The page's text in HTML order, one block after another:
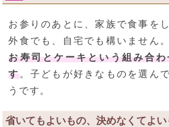
お参りのあとに、家族で食事を
外食でも、自宅でも構いません
お寿司とケーキという組み合
す。子どもが好きなものを選ん
うです。
省いてもよいもの、決めなくてよい